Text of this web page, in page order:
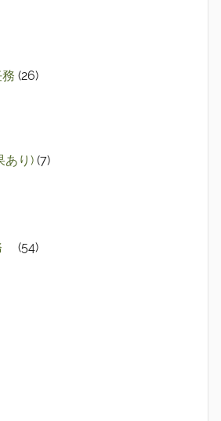
(26)
あり) (7)
(54)